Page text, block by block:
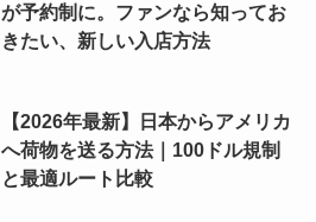
が予約制に。ファンなら知ってお
きたい、新しい入店方法
【2026年最新】日本からアメリカ
へ荷物を送る方法｜100ドル規制
と最適ルート比較